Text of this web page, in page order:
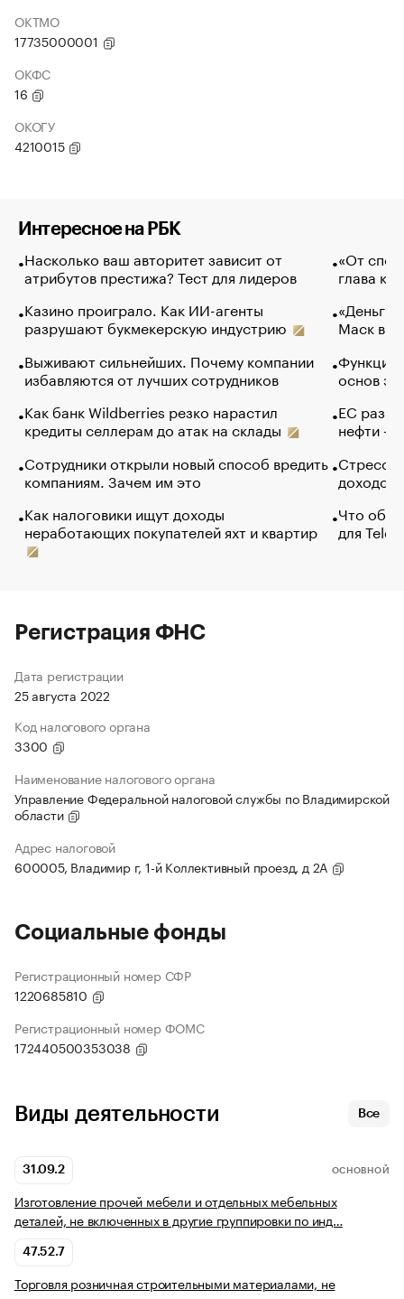
ОКТМО
17735000001
ОКФС
16
ОКОГУ
4210015
Интересное на РБК
Насколько ваш авторитет зависит от
атрибутов престижа? Тест для лидеров
Казино проиграло. Как ИИ-агенты
разрушают букмекерскую индустрию
Выживают сильнейших. Почему компании
избавляются от лучших сотрудников
Как банк Wildberries резко нарастил
кредиты селлерам до атак на склады
Сотрудники открыли новый способ вредить
компаниям. Зачем им это
Как налоговики ищут доходы
неработающих покупателей яхт и квартир
«От
глава
«Деньги
Маск в
Функции
основ
ЕС
нефти —
Стресс
доходов
Что
для
Регистрация ФНС
Дата регистрации
25 августа 2022
Код налогового органа
3300
Наименование налогового органа
Управление Федеральной налоговой службы по Владимирской
области
Адрес налоговой
600005, Владимир г, 1-й Коллективный проезд, д 2А
Социальные фонды
Регистрационный номер СФР
1220685810
Регистрационный номер ФОМС
172440500353038
Виды деятельности Все
31.09.2 ОСНОВНОЙ
Изготовление прочей мебели и отдельных мебельных
деталей, не включенных в другие группировки по инд…
47.52.7
Торговля розничная строительными материалами, не